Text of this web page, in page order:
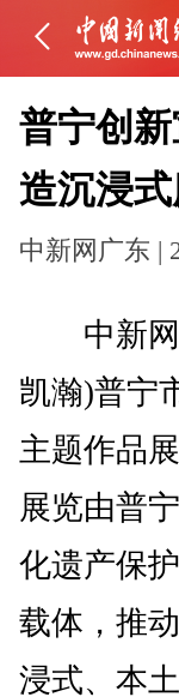
普宁创
造沉浸
中新网广东 |
中新网
凯瀚)普宁
主题作品
展览由普
化遗产保
载体，推
浸式、本